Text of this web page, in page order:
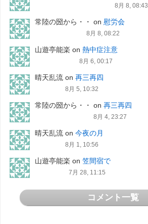
8月 8, 08:43
常陸の圀から・・ on 慰労会
8月 8, 08:22
山遊亭能楽 on 熱中症注意
8月 6, 00:17
晴天乱流on 再三再四
8月 5, 10:32
常陸の圀から・・ on 再三再四
8月 4, 23:27
晴天乱流on 今夜の月
8月 1, 10:56
山遊亭能楽 on 笠間宿で
7月 28, 11:15
コメント一覧